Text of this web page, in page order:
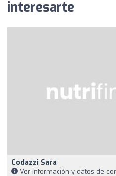
interesarte
Codazzi Sara
Ver información y datos de